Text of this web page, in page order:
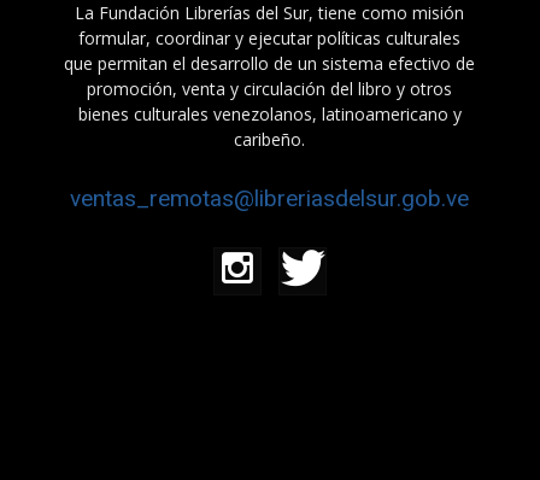
La Fundación Librerías del Sur, tiene como misión
formular, coordinar y ejecutar políticas culturales
que permitan el desarrollo de un sistema efectivo de
promoción, venta y circulación del libro y otros
bienes culturales venezolanos, latinoamericano y
caribeño.
ventas_remotas@libreriasdelsur.gob.ve